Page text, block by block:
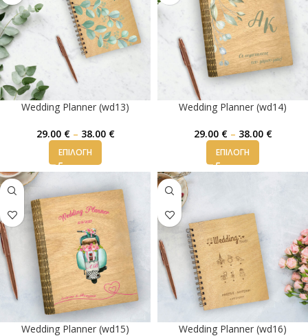
Wedding Planner (wd13)
29.00 € – 38.00 €
ΕΠΙΛΟΓΉ
Wedding Planner (wd14)
29.00 € – 38.00 €
ΕΠΙΛΟΓΉ
Wedding Planner (wd15) Wedding Planner (wd16)